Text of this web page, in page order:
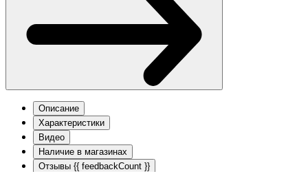
Описание
Характеристики
Видео
Наличие в магазинах
Отзывы {{ feedbackCount }}